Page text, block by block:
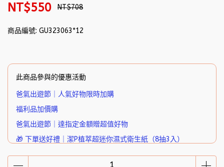
NT$550 NT$708
商品編號: GU323063*12
此商品參與的優惠活動
爸氣出遊節｜人氣好物限時加購
福利品加價購
爸氣出遊節｜達指定金額贈超值好物
🎁 下單送好禮｜潔P植萃超迷你濕式衛生紙（8抽3入）